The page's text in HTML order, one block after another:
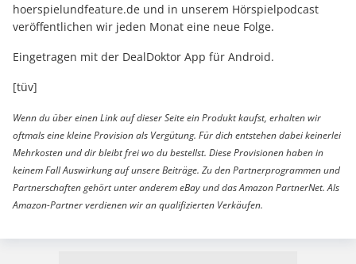
hoerspielundfeature.de und in unserem Hörspielpodcast
veröffentlichen wir jeden Monat eine neue Folge.
Eingetragen mit der DealDoktor App für Android.
[tüv]
Wenn du über einen Link auf dieser Seite ein Produkt kaufst, erhalten wir
oftmals eine kleine Provision als Vergütung. Für dich entstehen dabei keinerlei
Mehrkosten und dir bleibt frei wo du bestellst. Diese Provisionen haben in
keinem Fall Auswirkung auf unsere Beiträge. Zu den Partnerprogrammen und
Partnerschaften gehört unter anderem eBay und das Amazon PartnerNet. Als
Amazon-Partner verdienen wir an qualifizierten Verkäufen.